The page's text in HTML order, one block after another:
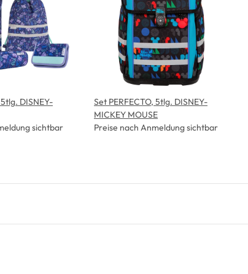
DISNEY-
sichtbar
Set PERFECTO, 5tlg. DISNEY-
MICKEY MOUSE
Preise nach Anmeldung sichtbar